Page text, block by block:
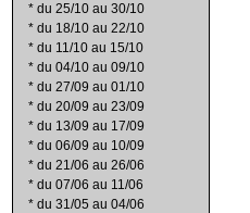
* du 25/10 au 30/10
* du 18/10 au 22/10
* du 11/10 au 15/10
* du 04/10 au 09/10
* du 27/09 au 01/10
* du 20/09 au 23/09
* du 13/09 au 17/09
* du 06/09 au 10/09
* du 21/06 au 26/06
* du 07/06 au 11/06
* du 31/05 au 04/06